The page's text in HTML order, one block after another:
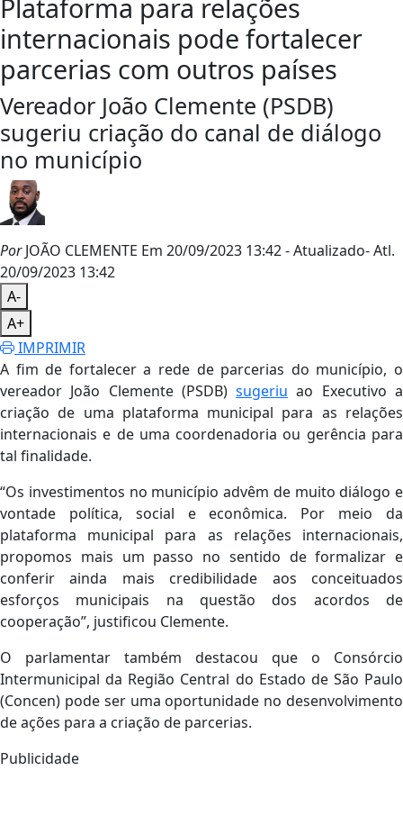
Plataforma para relações
internacionais pode fortalecer
parcerias com outros países
Vereador João Clemente (PSDB)
sugeriu criação do canal de diálogo
no município
PorJOÃO CLEMENTE Em 20/09/2023 13:42- Atualizado- Atl.
20/09/2023 13:42
A-
A+
IMPRIMIR
A fim de fortalecer a rede de parcerias do município, o
vereador João Clemente (PSDB)sugeriu ao Executivo a
criação de uma plataforma municipal para as relações
internacionais e de uma coordenadoria ou gerência para
tal finalidade.
“Os investimentos no município advêm de muito diálogo e
vontade política, social e econômica. Por meio da
plataforma municipal para as relações internacionais,
propomos mais um passo no sentido de formalizar e
conferir ainda mais credibilidade aos conceituados
esforços municipais na questão dos acordos de
cooperação”, justificou Clemente.
O parlamentar também destacou que o Consórcio
Intermunicipal da Região Central do Estado de São Paulo
(Concen) pode ser uma oportunidade no desenvolvimento
de ações para a criação de parcerias.
Publicidade